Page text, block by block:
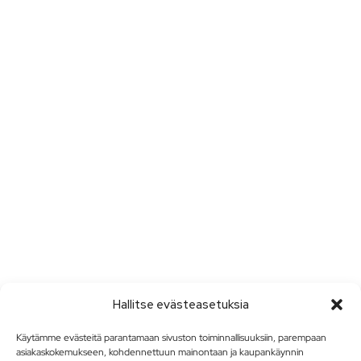
Hallitse evästeasetuksia
Käytämme evästeitä parantamaan sivuston toiminnallisuuksiin, parempaan
asiakaskokemukseen, kohdennettuun mainontaan ja kaupankäynnin